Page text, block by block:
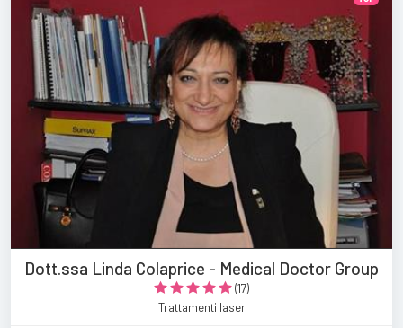
Dott.ssa Linda Colaprice - Medical Doctor Group
(17)
Trattamenti laser